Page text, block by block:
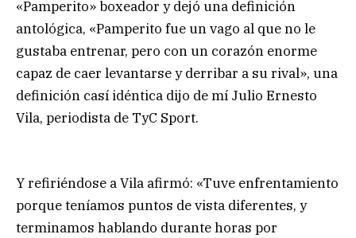
«Pamperito» boxeador y dejó una definición
antológica, «Pamperito fue un vago al que no le
gustaba entrenar, pero con un corazón enorme
capaz de caer levantarse y derribar a su rival», una
definición casí idéntica dijo de mí Julio Ernesto
Vila, periodista de TyC Sport.
Y refiriéndose a Vila afirmó: «Tuve enfrentamiento
porque teníamos puntos de vista diferentes, y
terminamos hablando durante horas por